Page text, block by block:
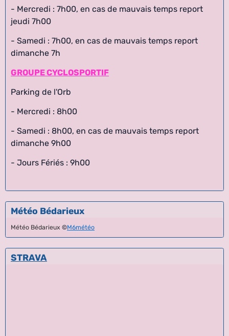
- Mercredi : 7h00, en cas de mauvais temps report
jeudi 7h00
- Samedi : 7h00, en cas de mauvais temps report
dimanche 7h
GROUPE CYCLOSPORTIF
Parking de l'Orb
- Mercredi : 8h00
- Samedi : 8h00, en cas de mauvais temps report
dimanche 9h00
- Jours Fériés : 9h00
Météo Bédarieux
Météo Bédarieux ©M6météo
STRAVA